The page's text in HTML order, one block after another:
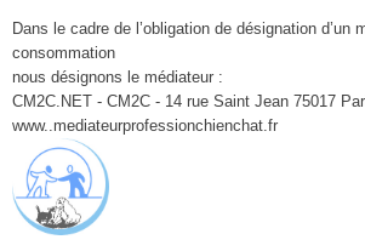
Dans le cadre de l’obligation de désignation d’un
consommation
nous désignons le médiateur :
CM2C.NET - CM2C - 14 rue Saint Jean 75017
www..mediateurprofessionchienchat.fr